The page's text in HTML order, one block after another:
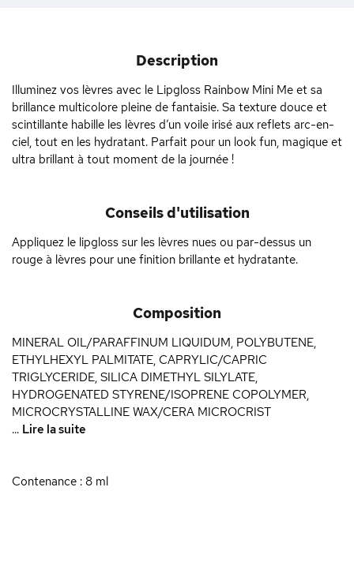
Description
Illuminez vos lèvres avec le Lipgloss Rainbow Mini Me et sa
brillance multicolore pleine de fantaisie. Sa texture douce et
scintillante habille les lèvres d’un voile irisé aux reflets arc-en-
ciel, tout en les hydratant. Parfait pour un look fun, magique et
ultra brillant à tout moment de la journée !
Conseils d'utilisation
Appliquez le lipgloss sur les lèvres nues ou par-dessus un
rouge à lèvres pour une finition brillante et hydratante.
Composition
MINERAL OIL/PARAFFINUM LIQUIDUM, POLYBUTENE,
ETHYLHEXYL PALMITATE, CAPRYLIC/CAPRIC
TRIGLYCERIDE, SILICA DIMETHYL SILYLATE,
HYDROGENATED STYRENE/ISOPRENE COPOLYMER,
MICROCRYSTALLINE WAX/CERA MICROCRIST
... Lire la suite
Contenance : 8 ml